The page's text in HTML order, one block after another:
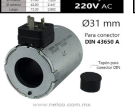
Agregar
a la
Lista de
deseos